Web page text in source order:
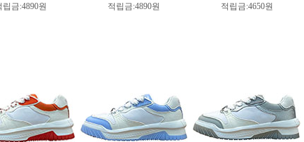
립금:4890원
적립금:4890원
적립금:4650원